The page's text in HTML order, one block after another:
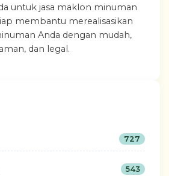
untuk jasa maklon minuman
membantu merealisasikan
Anda dengan mudah,
aman, dan legal.
727
543